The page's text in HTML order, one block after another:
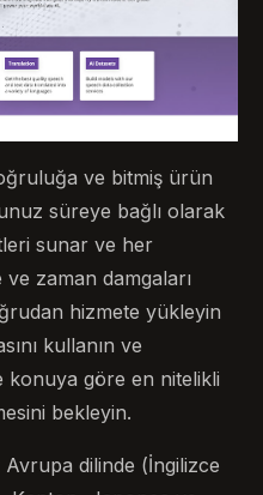
ve bitmiş ürün
süreye bağlı olarak
sunar ve her
zaman damgaları
hizmete yükleyin
kullanın ve
konuya göre en nitelikli
bekleyin.
dilinde (İngilizce